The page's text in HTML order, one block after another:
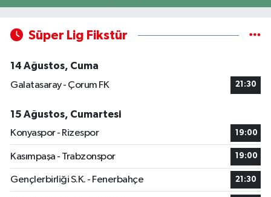
Süper Lig Fikstür
14 Ağustos, Cuma
Galatasaray - Çorum FK
21:30
15 Ağustos, Cumartesi
Konyaspor - Rizespor
19:00
Kasımpaşa - Trabzonspor 19:00
Gençlerbirliği S.K. - Fenerbahçe 21:30